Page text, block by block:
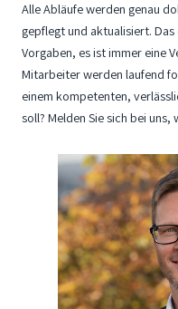
Alle Abläufe werden genau
gepflegt und aktualisiert.
Vorgaben, es ist immer eine
Mitarbeiter werden laufend
einem kompetenten,
soll? Melden Sie sich bei uns,